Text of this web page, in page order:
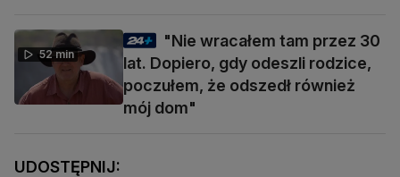
52 min
"Nie wracałem tam przez 30
lat. Dopiero, gdy odeszli rodzice,
poczułem, że odszedł również
mój dom"
UDOSTĘPNIJ: